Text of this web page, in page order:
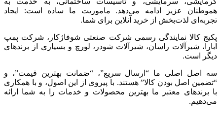
هموطنان عزیز ادامه می‌دهد. ماموریت ما ساده است: ایجاد
تجربه‌ای لذت‌بخش از خرید آنلاین برای شما.
پکیج کالا نمایندگی رسمی شرکت صنعتی شوفاژکار، شرکت پمپ
ابارا، شیرآلات راسان، شیرآلات شودر، لورچ و بسیاری از برندهای
دیگر است.
سه اصل اصلی ما “ارسال سریع”، “ضمانت بهترین قیمت”، و
“تضمین اصل بودن کالا” هستند. با پیروی از این اصول، و با همکاری
با برندهای معتبر ما بهترین محصولات و خدمات را به شما ارائه
می‌دهیم.